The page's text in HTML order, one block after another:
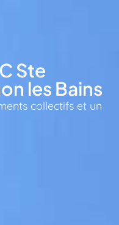
Ste
les Bains
collectifs et un